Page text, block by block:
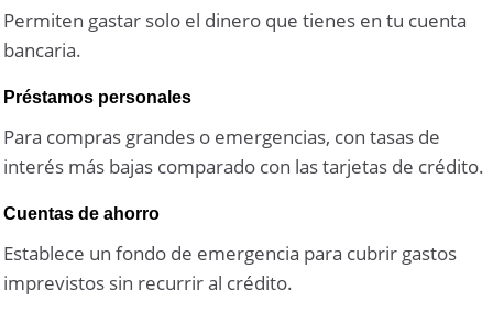
Permiten gastar solo el dinero que tienes en tu cuenta
bancaria.
Préstamos personales
Para compras grandes o emergencias, con tasas de
interés más bajas comparado con las tarjetas de crédito.
Cuentas de ahorro
Establece un fondo de emergencia para cubrir gastos
imprevistos sin recurrir al crédito.